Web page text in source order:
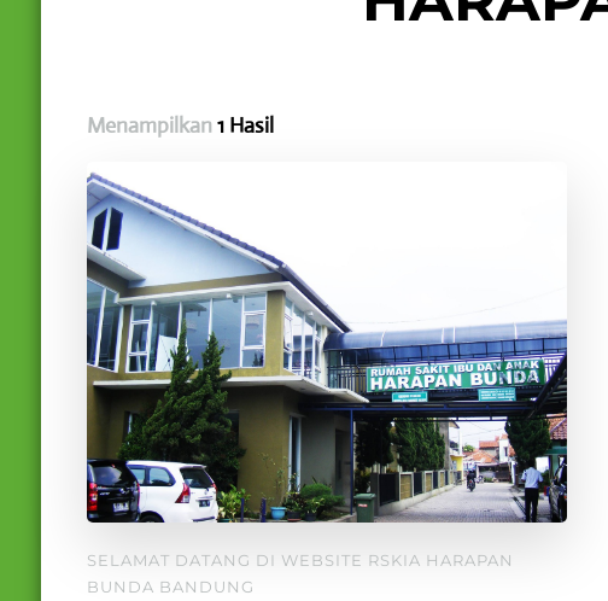
Menampilkan1 Hasil
SELAMAT DATANG DI WEBSITE RSKIA HARAPAN
BUNDA BANDUNG